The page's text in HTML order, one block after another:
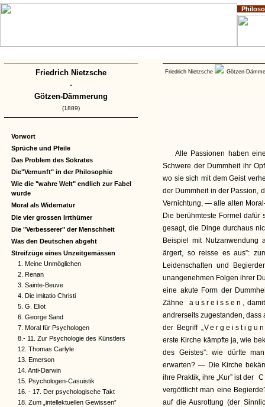
Friedrich Nietzsche
-
Götzen-Dämmerung
(1889)
Vorwort
Sprüche und Pfeile
Das Problem des Sokrates
Die"Vernunft" in der Philosophie
Wie die "wahre Welt" endlich zur Fabel
wurde
Moral als Widernatur
Die vier grossen Irrthümer
Die "Verbesserer" der Menschheit
Was den Deutschen abgeht
Streifzüge eines Unzeitgemässen
1. Meine Unmöglichen
2. Renan
3. Sainte-Beuve
4. Die imitatio Christi
5. G. Eliot
6. George Sand
7. Moral für Psychologen
8.- 11. Zur Psychologie des Künstlers
12. Thomas Carlyle
13. Emerson
14. Anti-Darwin
15. Psychologen-Casuistik
16. - 17. Der psychologische Takt
18. Zum „intellektuellen Gewissen”
Friedrich Nietzsche Götzen-
Alle Passionen haben
Schwere der Dummheit ihr
wo sie sich mit dem Geist
der Dummheit in der Passion,
Vernichtung, — alle alten
Die berühmteste Formel
gesagt, die Dinge durchaus
Beispiel mit Nutzanwendung
ärgert, so reisse es aus”:
Leidenschaften und
unangenehmen Folgen ihrer
eine akute Form der
Zähne
ausreissen ,
andrerseits zugestanden, dass
der Begriff „
erste Kirche kämpfte ja, wie
des Geistes”: wie dürfte
erwarten? — Die Kirche
ihre Praktik, ihre „Kur” ist der
vergöttlicht man eine
auf die Ausrottung (der